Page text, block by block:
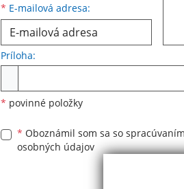
* E-mailová adresa:
Príloha:
* povinné položky
* Oboznámil som sa so spracúvaním
osobných údajov